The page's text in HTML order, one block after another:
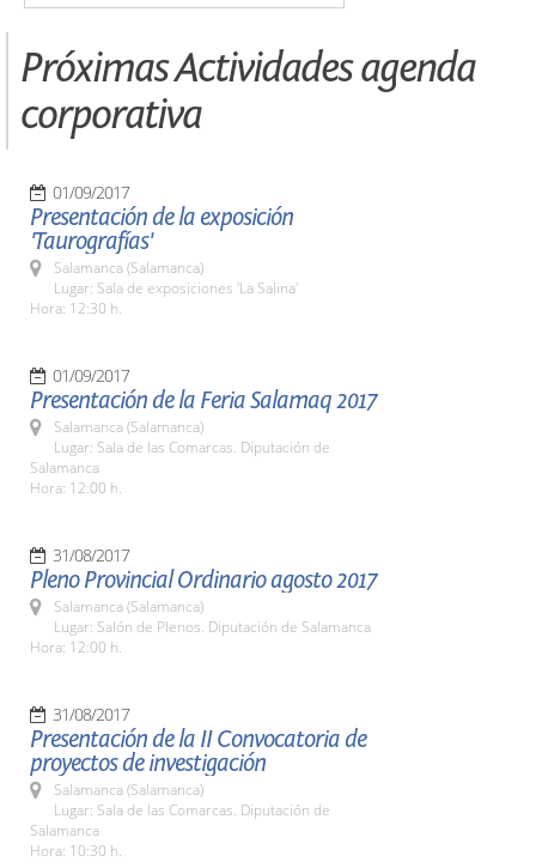
Próximas Actividades agenda
corporativa
01/09/2017
Presentación de la exposición
'Taurografías'
Salamanca (Salamanca)
Lugar: Sala de exposiciones 'La Salina'
Hora: 12:30 h.
01/09/2017
Presentación de la Feria Salamaq 2017
Salamanca (Salamanca)
Lugar: Sala de las Comarcas. Diputación de
Salamanca
Hora: 12:00 h.
31/08/2017
Pleno Provincial Ordinario agosto 2017
Salamanca (Salamanca)
Lugar: Salón de Plenos. Diputación de Salamanca
Hora: 12:00 h.
31/08/2017
Presentación de la II Convocatoria de
proyectos de investigación
Salamanca (Salamanca)
Lugar: Sala de las Comarcas. Diputación de
Salamanca
Hora: 10:30 h.